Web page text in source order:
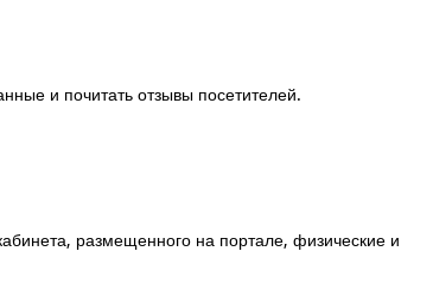
и почитать отзывы посетителей.
размещенного на портале, физические и